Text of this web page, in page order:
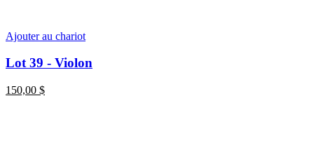
Ajouter au chariot
Lot 39 - Violon
150,00 $